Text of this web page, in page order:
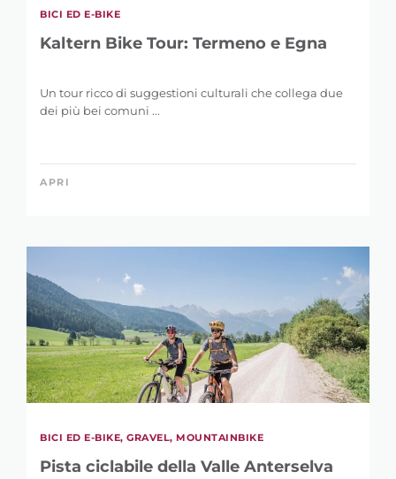
PAROLA CHIAVE
0 km
DISLIVELLO
1 m
5.121 m
BICI ED E-BIKE
Kaltern Bike Tour: Termeno e Egna
Un tour ricco di suggestioni culturali che collega due
dei più bei comuni ...
APRI
BICI ED E-BIKE, GRAVEL, MOUNTAINBIKE
Pista ciclabile della Valle Anterselva